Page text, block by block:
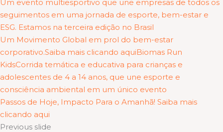
Um evento multiesportivo que une empresas de todos os
seguimentos em uma jornada de esporte, bem-estar e
ESG. Estamos na terceira edição no Brasil
Um Movimento Global em prol do bem-estar
corporativo.Saiba mais clicando aquiBiomas Run
KidsCorrida temática e educativa para crianças e
adolescentes de 4 a 14 anos, que une esporte e
consciência ambiental em um único evento
Passos de Hoje, Impacto Para o Amanhã! Saiba mais
clicando aqui
Previous slide